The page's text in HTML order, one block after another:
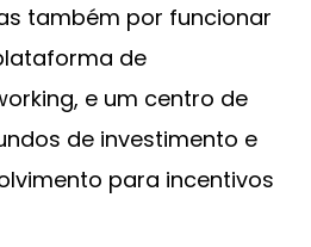
também por funcionar
de
e um centro de
de investimento e
para incentivos